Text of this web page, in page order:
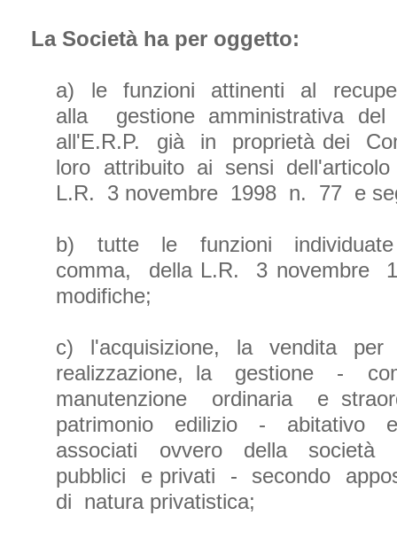
La Società ha per oggetto:
a) le funzioni attinenti al
alla gestione amministrativa
all'E.R.P. già in proprietà dei
loro attribuito ai sensi
L.R. 3 novembre 1998 n. 77 e
b) tutte le funzioni
comma, della L.R. 3
modifiche;
c) l'acquisizione, la vendita
realizzazione, la gestione -
manutenzione ordinaria e
patrimonio edilizio -
associati ovvero della
pubblici e privati - secondo
di natura privatistica;